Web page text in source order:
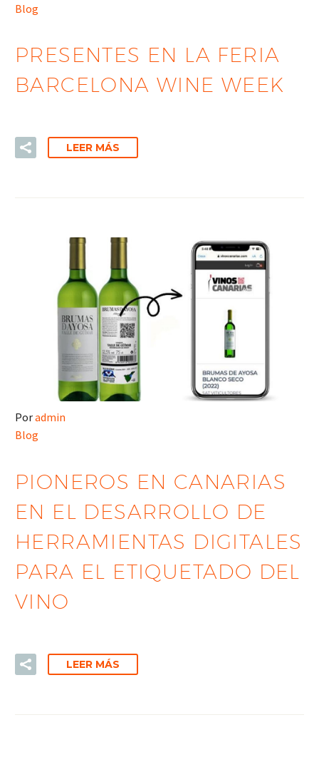
Blog
PRESENTES EN LA FERIA
BARCELONA WINE WEEK
LEER MÁS
Poradmin
Blog
PIONEROS EN CANARIAS
EN EL DESARROLLO DE
HERRAMIENTAS DIGITALES
PARA EL ETIQUETADO DEL
VINO
LEER MÁS